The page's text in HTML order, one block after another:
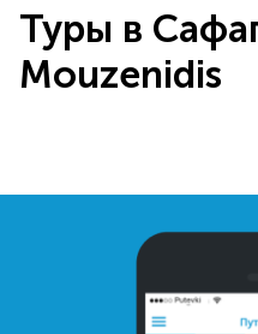
Туры в
Mouzenidis